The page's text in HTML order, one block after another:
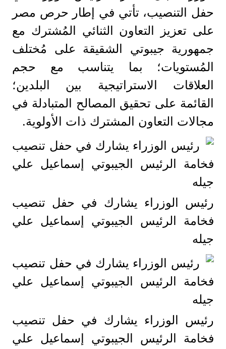
حفل التنصيب، تأتي في إطار حرص مصر
على تعزيز التعاون الثنائي المُشترك مع
جمهورية جيبوتي الشقيقة على مُختلف
المُستويات؛ بما يتناسب مع حجم
العلاقات الاستراتيجية بين البلدين؛
القائمة على تحقيق المصالح المتبادلة في
مجالات التعاون المشترك ذات الأولوية.
رئيس الوزراء يشارك في حفل تنصيب
فخامة الرئيس الجيبوتي إسماعيل علي
جيله
رئيس الوزراء يشارك في حفل تنصيب
فخامة الرئيس الجيبوتي إسماعيل علي